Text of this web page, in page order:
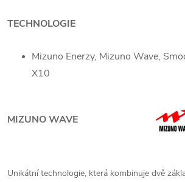
TECHNOLOGIE
Mizuno Enerzy, Mizuno Wave,
X10
MIZUNO WAVE
Unikátní technologie, která kombinuje dvě